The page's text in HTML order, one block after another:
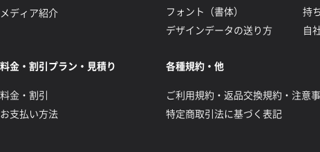
メディア紹介
フォント（書体）
デザインデータの送り方
持
自
料金・割引プラン・見積り
料金・割引
お支払い方法
各種規約・他
ご利用規約・返品交換規約・注意
特定商取引法に基づく表記